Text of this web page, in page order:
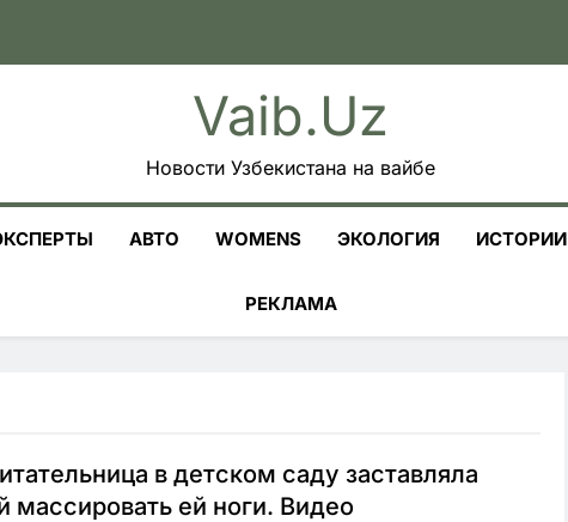
Vaib.uz
Новости Узбекистана на вайбе
АВТО WOMENS ЭКОЛОГИЯ ИСТОРИИ
РЕКЛАМА
в детском саду заставляла
массировать ей ноги. Видео